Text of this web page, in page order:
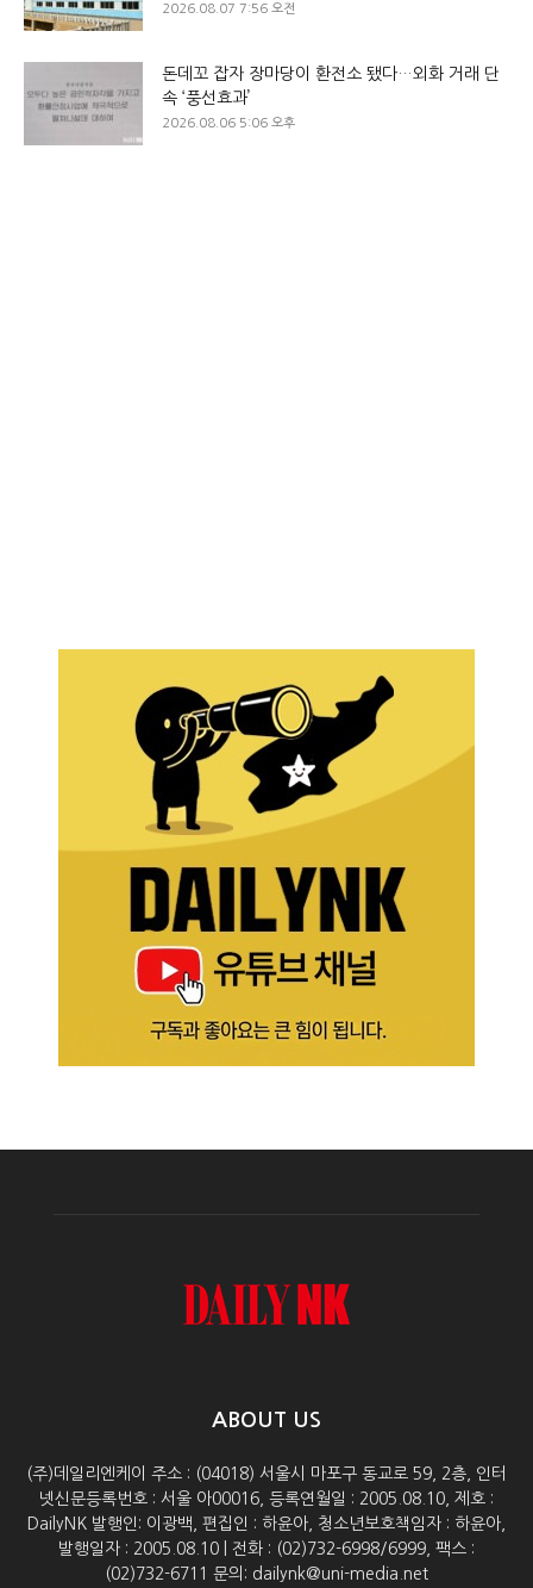
2026.08.07 7:56 오전
돈데꼬 잡자 장마당이 환전소 됐다…외화 거래 단
속 ‘풍선효과’
2026.08.06 5:06 오후
ABOUT US
(주)데일리엔케이 주소 : (04018) 서울시 마포구 동교로 59, 2층, 인터
넷신문등록번호 : 서울 아00016, 등록연월일 : 2005.08.10, 제호 :
DailyNK 발행인: 이광백, 편집인 : 하윤아, 청소년보호책임자 : 하윤아,
발행일자 : 2005.08.10 | 전화 : (02)732-6998/6999, 팩스 :
(02)732-6711 문의: dailynk@uni-media.net